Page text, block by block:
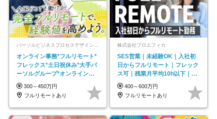
オンライン事務*フルリモート*
フレックス*土日祝休み*大手パ
ーソルグループ*オンライン面
接*30～40代活躍中
300～450万円
フルリモートあり
株式会社プロエフィカ
SES営業｜未経験OK｜入社初
日からフルリモート｜フレック
ス可｜残業月平均10h以下｜事
業立ち上げメンバー
400～600万円
フルリモートあり